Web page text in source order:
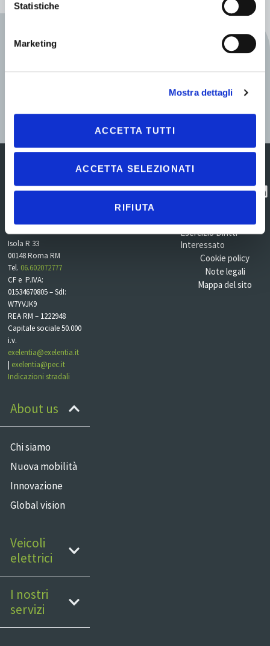
Statistiche
Marketing
Mostra dettagli
ACCETTA TUTTI
ACCETTA SELEZIONATI
RIFIUTA
INFO VEICOLI
Centro Direzionale
Gustave Eiffel 100 –
Isola R 33
00148 Roma RM
Tel. 06.602072777
CF e P.IVA:
01534670805 – SdI:
W7YVJK9
REA RM – 1222948
Capitale sociale 50.000
i.v.
exelentia@exelentia.it
| exelentia@pec.it
Indicazioni stradali
About us
Chi siamo
Nuova mobilità
Innovazione
Global vision
Veicoli
elettrici
I nostri
servizi
l'assistenza
Esercizio Diritti
Interessato
Cookie policy
Note legali
Mappa del sito